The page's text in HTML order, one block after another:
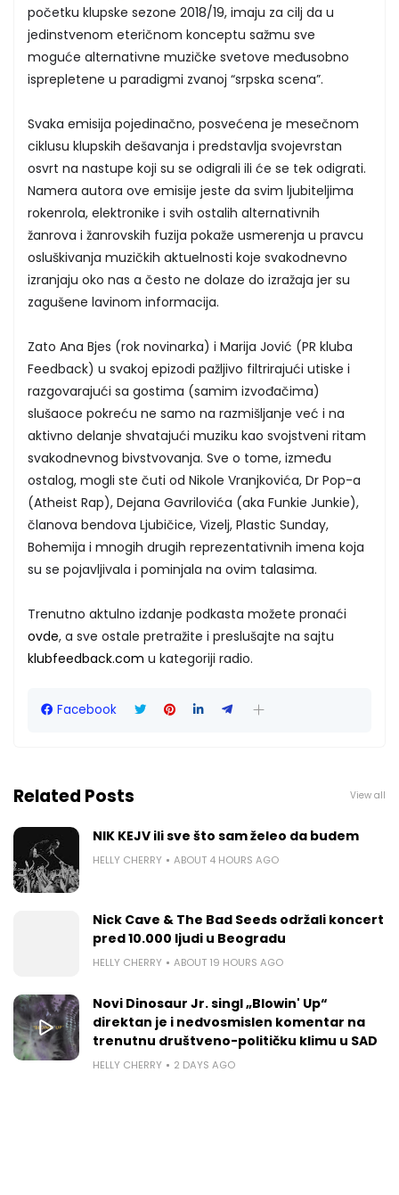
početku klupske sezone 2018/19, imaju za cilj da u
jedinstvenom eteričnom konceptu sažmu sve
moguće alternativne muzičke svetove međusobno
isprepletene u paradigmi zvanoj “srpska scena”.
Svaka emisija pojedinačno, posvećena je mesečnom
ciklusu klupskih dešavanja i predstavlja svojevrstan
osvrt na nastupe koji su se odigrali ili će se tek odigrati.
Namera autora ove emisije jeste da svim ljubiteljima
rokenrola, elektronike i svih ostalih alternativnih
žanrova i žanrovskih fuzija pokaže usmerenja u pravcu
osluškivanja muzičkih aktuelnosti koje svakodnevno
izranjaju oko nas a često ne dolaze do izražaja jer su
zagušene lavinom informacija.
Zato Ana Bjes (rok novinarka) i Marija Jović (PR kluba
Feedback) u svakoj epizodi pažljivo filtrirajući utiske i
razgovarajući sa gostima (samim izvođačima)
slušaoce pokreću ne samo na razmišljanje već i na
aktivno delanje shvatajući muziku kao svojstveni ritam
svakodnevnog bivstvovanja. Sve o tome, između
ostalog, mogli ste čuti od Nikole Vranjkovića, Dr Pop-a
(Atheist Rap), Dejana Gavrilovića (aka Funkie Junkie),
članova bendova Ljubičice, Vizelj, Plastic Sunday,
Bohemija i mnogih drugih reprezentativnih imena koja
su se pojavljivala i pominjala na ovim talasima.
Trenutno aktulno izdanje podkasta možete pronaći
ovde, a sve ostale pretražite i preslušajte na sajtu
klubfeedback.com u kategoriji radio.
Facebook
Related Posts View all
NIK KEJV ili sve što sam želeo da budem
HELLY CHERRY ABOUT 4 HOURS AGO
Nick Cave & The Bad Seeds održali koncert
pred 10.000 ljudi u Beogradu
HELLY CHERRY ABOUT 19 HOURS AGO
Novi Dinosaur Jr. singl „Blowin' Up“
direktan je i nedvosmislen komentar na
trenutnu društveno-političku klimu u SAD
HELLY CHERRY 2 DAYS AGO